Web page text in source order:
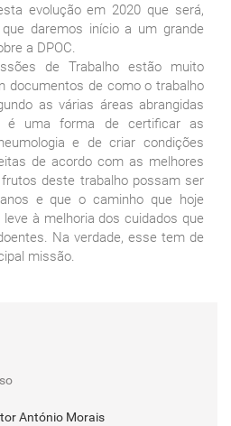
António Morais
evolução em 2020 que será,
daremos início a um grande
a DPOC.
de Trabalho estão muito
documentos de como o trabalho
as várias áreas abrangidas
é uma forma de certificar as
e de criar condições
de acordo com as melhores
deste trabalho possam ser
e que o caminho que hoje
à melhoria dos cuidados que
Na verdade, esse tem de
missão.